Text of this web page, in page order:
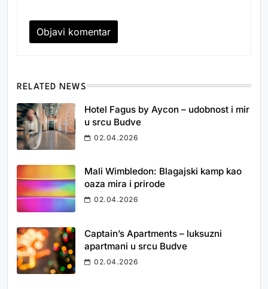
RELATED NEWS
Hotel Fagus by Aycon – udobnost i mir
u srcu Budve
02.04.2026
Mali Wimbledon: Blagajski kamp kao
oaza mira i prirode
02.04.2026
Captain’s Apartments – luksuzni
apartmani u srcu Budve
02.04.2026